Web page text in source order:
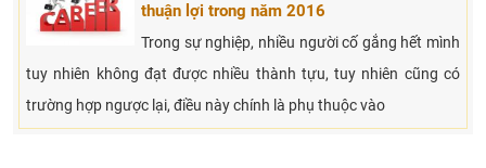
thuận lợi trong năm 2016
Trong sự nghiệp, nhiều người cố gắng hết mình
tuy nhiên không đạt được nhiều thành tựu, tuy nhiên cũng có
trường hợp ngược lại, điều này chính là phụ thuộc vào